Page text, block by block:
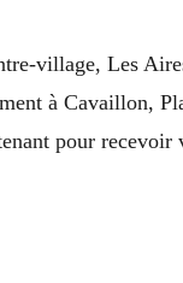
village, Les
à Cavaillon,
pour recevoir